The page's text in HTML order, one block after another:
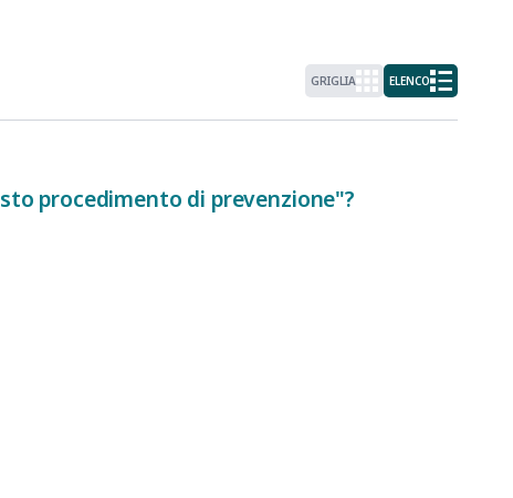
GRIGLIA ELENCO
procedimento di prevenzione"?